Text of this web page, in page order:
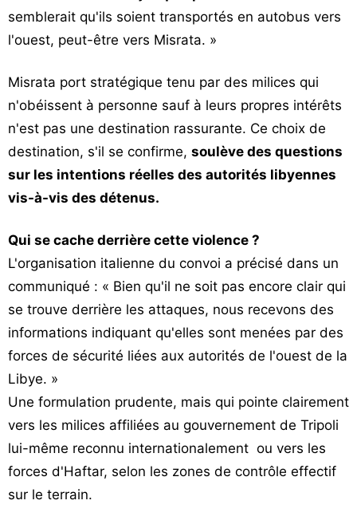
semblerait qu'ils soient transportés en autobus vers
l'ouest, peut-être vers Misrata. »
Misrata port stratégique tenu par des milices qui
n'obéissent à personne sauf à leurs propres intérêts
n'est pas une destination rassurante. Ce choix de
destination, s'il se confirme, soulève des questions
sur les intentions réelles des autorités libyennes
vis-à-vis des détenus.
Qui se cache derrière cette violence ?
L'organisation italienne du convoi a précisé dans un
communiqué : « Bien qu'il ne soit pas encore clair qui
se trouve derrière les attaques, nous recevons des
informations indiquant qu'elles sont menées par des
forces de sécurité liées aux autorités de l'ouest de la
Libye. »
Une formulation prudente, mais qui pointe clairement
vers les milices affiliées au gouvernement de Tripoli
lui-même reconnu internationalement ou vers les
forces d'Haftar, selon les zones de contrôle effectif
sur le terrain.